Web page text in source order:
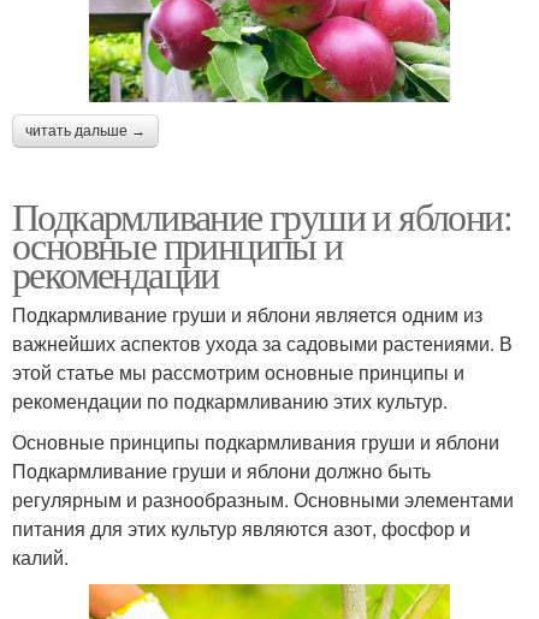
читать дальше →
Подкармливание груши и яблони:
основные принципы и
рекомендации
Подкармливание груши и яблони является одним из
важнейших аспектов ухода за садовыми растениями. В
этой статье мы рассмотрим основные принципы и
рекомендации по подкармливанию этих культур.
Основные принципы подкармливания груши и яблони
Подкармливание груши и яблони должно быть
регулярным и разнообразным. Основными элементами
питания для этих культур являются азот, фосфор и
калий.